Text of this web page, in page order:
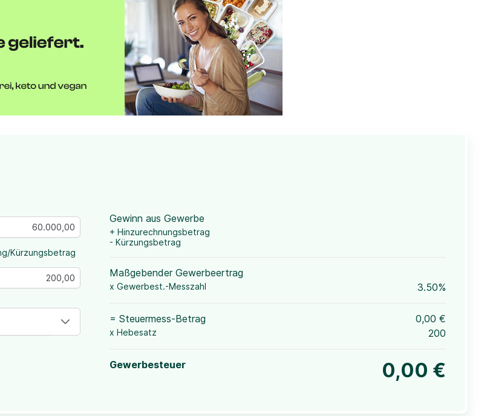
Kürzungsbetrag
Gewinn aus Gewerbe
+ Hinzurechnungsbetrag
- Kürzungsbetrag
Maßgebender Gewerbeertrag
x Gewerbest.-Messzahl 3.50%
= Steuermess-Betrag 0,00 €
x Hebesatz 200
Gewerbesteuer 0,00 €